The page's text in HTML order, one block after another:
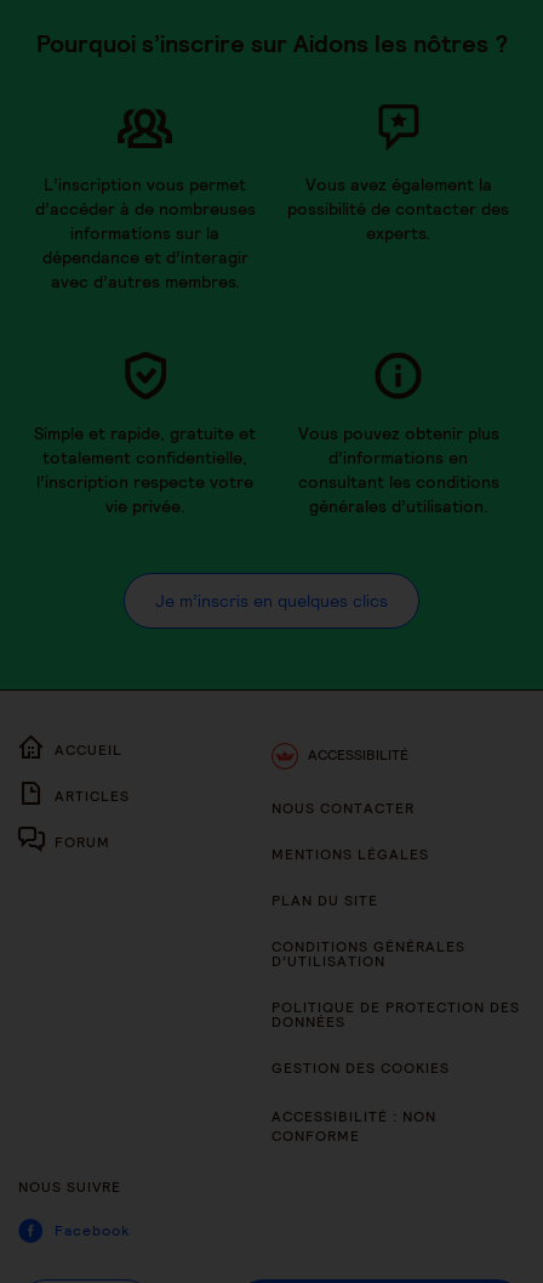
Pourquoi s’inscrire sur Aidons les nôtres ?
L’inscription vous permet
d’accéder à de nombreuses
informations sur la
dépendance et d’interagir
avec d’autres membres.
Vous avez également la
possibilité de contacter des
experts.
Simple et rapide, gratuite et
totalement confidentielle,
l’inscription respecte votre
vie privée.
Vous pouvez obtenir plus
d’informations en
consultant les conditions
générales d’utilisation.
Je m’inscris en quelques clics
ACCUEIL
ARTICLES
FORUM
ACCESSIBILITÉ
NOUS CONTACTER
MENTIONS LÉGALES
PLAN DU SITE
CONDITIONS GÉNÉRALES
D’UTILISATION
POLITIQUE DE PROTECTION DES
DONNÉES
GESTION DES COOKIES
ACCESSIBILITÉ : NON
CONFORME
NOUS SUIVRE
Facebook